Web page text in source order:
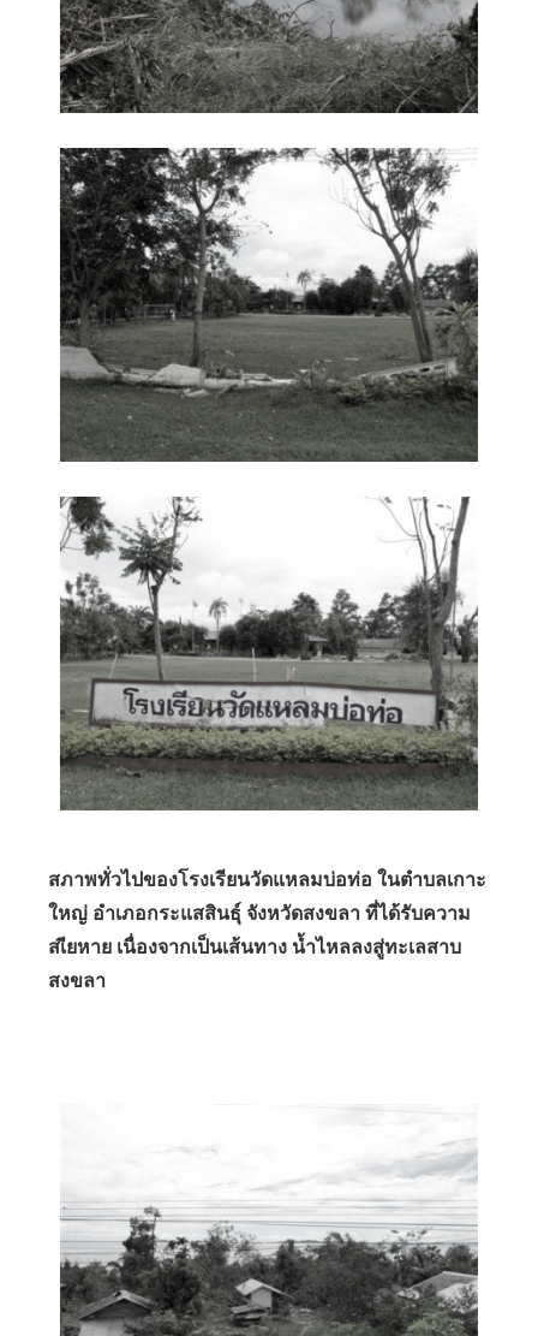
สภาพทั่วไปของโรงเรียนวัดแหลมบ่อท่อ ในตำบลเกาะ
ใหญ่ อำเภอกระแสสินธุ์ จังหวัดสงขลา ที่ได้รับความ
สเียหาย เนื่องจากเป็นเส้นทาง น้ำไหลลงสู่ทะเลสาบ
สงขลา